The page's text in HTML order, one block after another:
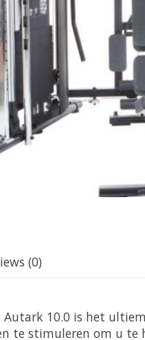
(0)
Autark 10.0 is het
te stimuleren om u